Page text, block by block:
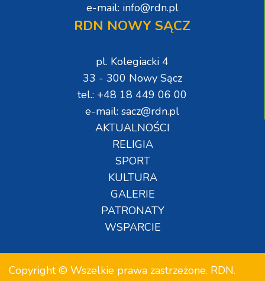
e-mail: info@rdn.pl
RDN NOWY SĄCZ
pl. Kolegiacki 4
33 - 300 Nowy Sącz
tel.: +48 18 449 06 00
e-mail: sacz@rdn.pl
AKTUALNOŚCI
RELIGIA
SPORT
KULTURA
GALERIE
PATRONATY
WSPARCIE
Copyright © Wszelkie prawa zastrzeżone. RDN.